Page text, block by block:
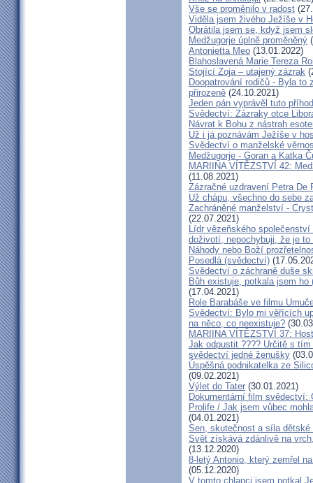
Vše se proměnilo v radost
Viděla jsem živého Ježíše v
Obrátila jsem se, když jsem
Medžugorje úplně proměněný
Antonietta Meo (13.01.2022)
Blahoslavená Marie Tereza
Stojící Zoja – utajený zázrak
Doopatrování rodičů - Byla
přirozeně (24.10.2021)
Jeden pán vyprávěl tuto
Svědectví: Zázraky otce
Návrat k Bohu z nástrah
Už i já poznávám Ježíše v
Svědectví o manželské
Medžugorje - Goran a Katka
MARIINA VÍTĚZSTVÍ 42:
(11.08.2021)
Zázračné uzdravení Petra De
Už chápu, všechno do sebe
Zachráněné manželství -
(22.07.2021)
Lídr vězeňského
doživotí, nepochybuji, že je
Náhody nebo Boží
Posedlá (svědectví)
Svědectví o záchraně duše
Bůh existuje, potkala jsem
(17.04.2021)
Role Barabáše ve filmu
Svědectví: Bylo mi věřících
na něco, co neexistuje?
MARIINA VÍTĚZSTVÍ 37:
Jak odpustit ???? Určitě s
svědectví jedné ženušky
Úspěšná podnikatelka ze
(09.02.2021)
Výlet do Tater (30.01.2021)
Dokumentární film svědectví:
Prolife / Jak jsem vůbec
(04.01.2021)
Sen, skutečnost a síla dětské
Svět získává zdánlivě na
(13.12.2020)
8-letý Antonio, který zemřel
(05.12.2020)
V tomto chlapci jsem potkal